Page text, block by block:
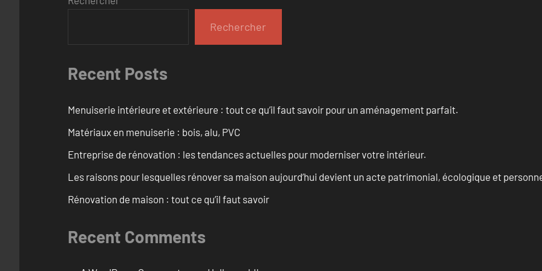
Rechercher
Recent Posts
Menuiserie intérieure et extérieure : tout ce qu’il faut savoir pour un aménagement parfait.
Matériaux en menuiserie : bois, alu, PVC
Entreprise de rénovation : les tendances actuelles pour moderniser votre intérieur.
Les raisons pour lesquelles rénover sa maison aujourd’hui devient un acte patrimonial, écologique et
Rénovation de maison : tout ce qu’il faut savoir
Recent Comments